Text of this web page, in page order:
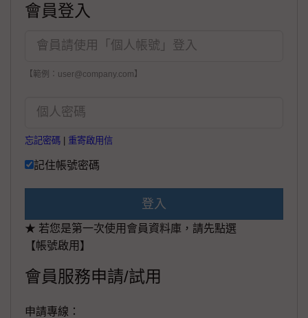
會員登入
【範例：user@company.com】
忘記密碼 重寄啟用信
記住帳號密碼
登入
★ 若您是第一次使用會員資料庫，請先點選
【帳號啟用】
會員服務申請/試用
申請專線：